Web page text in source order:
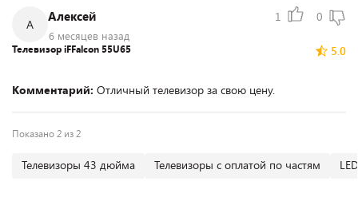
А
Алексей
6 месяцев назад
1 0
5.0
Телевизор iFFalcon 55U65
Комментарий: Отличный телевизор за свою цену.
Показано 2 из 2
Телевизоры 43 дюйма Телевизоры с оплатой по частям